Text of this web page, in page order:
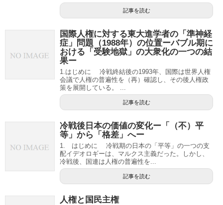
記事を読む
国際人権に対する東大進学者の「準神経
症」問題（1988年）の位置ーバブル期に
おける「受験地獄」の大衆化の一つの結
果ー
1.はじめに 冷戦終結後の1993年、国際は世界人権
会議で人権の普遍性を（再）確認し、その後人権政
策を展開している。 ...
記事を読む
冷戦後日本の価値の変化ー「（不）平
等」から「格差」へー
1. はじめに 冷戦期の日本の「平等」の一つの支
配イデオロギーは、マルクス主義だった。しかし、
冷戦後、国連は人権の普遍性を...
記事を読む
人権と国民主権